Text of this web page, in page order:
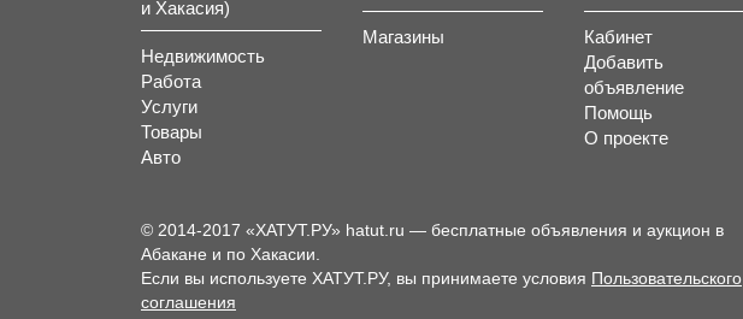
и Хакасия)
Недвижимость
Работа
Услуги
Товары
Авто
Магазины
Кабинет
Добавить
объявление
Помощь
О проекте
© 2014-2017 «ХАТУТ.РУ» hatut.ru — бесплатные объявления и аукцион в
Абакане и по Хакасии.
Если вы используете ХАТУТ.РУ, вы принимаете условия Пользовательского
соглашения